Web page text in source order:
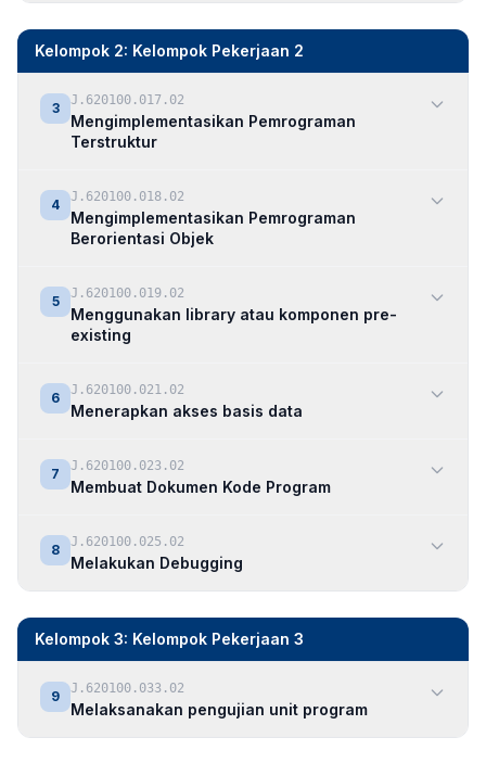
Kelompok 2: Kelompok Pekerjaan 2
3 J.620100.017.02
Mengimplementasikan Pemrograman
Terstruktur
4 J.620100.018.02
Mengimplementasikan Pemrograman
Berorientasi Objek
5 J.620100.019.02
Menggunakan library atau komponen pre-
existing
6 J.620100.021.02
Menerapkan akses basis data
7 J.620100.023.02
Membuat Dokumen Kode Program
8 J.620100.025.02
Melakukan Debugging
Kelompok 3: Kelompok Pekerjaan 3
9 J.620100.033.02
Melaksanakan pengujian unit program